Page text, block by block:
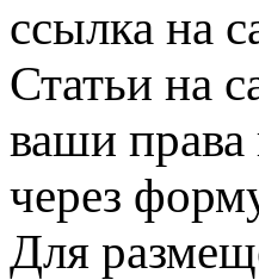
ссылка на
Статьи на
ваши права
через
Для